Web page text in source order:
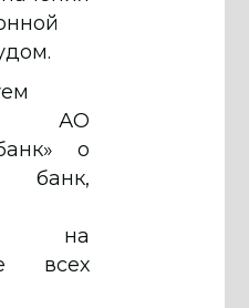
АО
о
банк,
на
всех